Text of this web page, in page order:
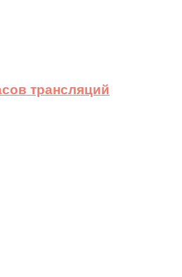
трансляций